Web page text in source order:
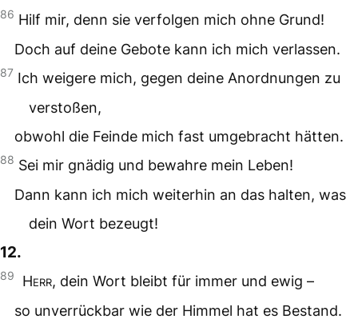
86 Hilf mir, denn sie verfolgen mich ohne Grund!
Doch auf deine Gebote kann ich mich verlassen.
87 Ich weigere mich, gegen deine Anordnungen zu
verstoßen,
obwohl die Feinde mich fast umgebracht hätten.
88 Sei mir gnädig und bewahre mein Leben!
Dann kann ich mich weiterhin an das halten, was
dein Wort bezeugt!
12.
89 Herr, dein Wort bleibt für immer und ewig –
so unverrückbar wie der Himmel hat es Bestand.